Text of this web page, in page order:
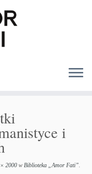
i
2000 w Biblioteka „Amor Fati”.